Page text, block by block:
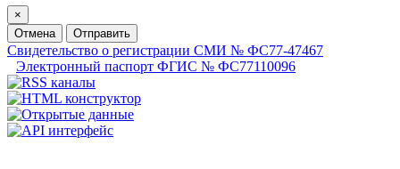
×
Отмена
Отправить
Свидетельство о регистрации СМИ № ФС77-47467
Электронный паспорт ФГИС № ФС77110096